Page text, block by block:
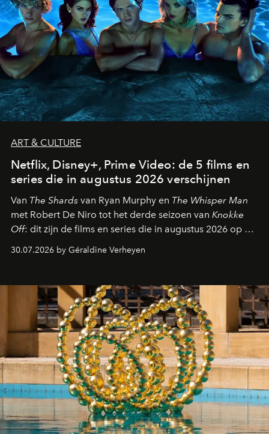
ART & CULTURE
Netflix, Disney+, Prime Video: de 5 films en
series die in augustus 2026 verschijnen
Van The Shards van Ryan Murphy en The Whisper Man
met Robert De Niro tot het derde seizoen van Knokke
Off: dit zijn de films en series die in augustus 2026 op de
streamingplatformen verschijnen.
30.07.2026 by Géraldine Verheyen